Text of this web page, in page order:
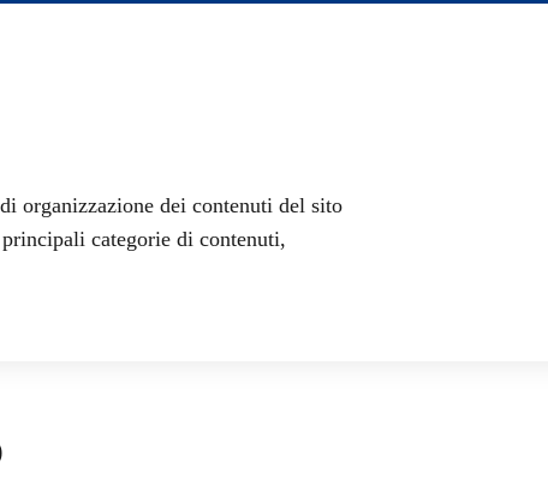
organizzazione dei contenuti del sito
categorie di contenuti,